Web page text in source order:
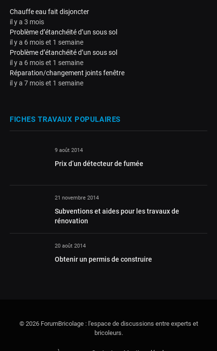
Chauffe eau fait disjoncter
il y a 3 mois
Problème d’étanchéité d’un sous sol
il y a 6 mois et 1 semaine
Problème d’étanchéité d’un sous sol
il y a 6 mois et 1 semaine
Réparation/changement joints fenêtre
il y a 7 mois et 1 semaine
FICHES TRAVAUX POPULAIRES
9 août 2014
Prix d’un détecteur de fumée
21 novembre 2014
Subventions et aides pour les travaux de
rénovation
20 août 2014
Obtenir un permis de construire
© 2026 ForumBricolage : l'espace de discussions entre experts et
bricoleurs.